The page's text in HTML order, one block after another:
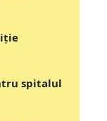
spitalul